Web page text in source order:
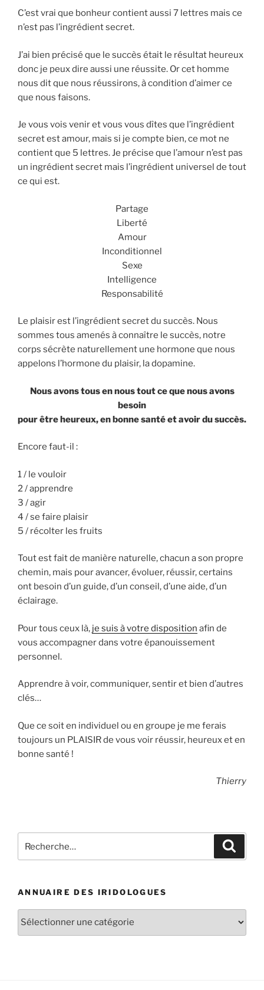
C’est vrai que bonheur contient aussi 7 lettres mais ce
n’est pas l’ingrédient secret.
J’ai bien précisé que le succès était le résultat heureux
donc je peux dire aussi une réussite. Or cet homme
nous dit que nous réussirons, à condition d’aimer ce
que nous faisons.
Je vous vois venir et vous vous dîtes que l’ingrédient
secret est amour, mais si je compte bien, ce mot ne
contient que 5 lettres. Je précise que l’amour n’est pas
un ingrédient secret mais l’ingrédient universel de tout
ce qui est.
Partage
Liberté
Amour
Inconditionnel
Sexe
Intelligence
Responsabilité
Le plaisir est l’ingrédient secret du succès. Nous
sommes tous amenés à connaître le succès, notre
corps sécrète naturellement une hormone que nous
appelons l’hormone du plaisir, la dopamine.
Nous avons tous en nous tout ce que nous avons
besoin
pour être heureux, en bonne santé et avoir du succès.
Encore faut-il :
1 / le vouloir
2 / apprendre
3 / agir
4 / se faire plaisir
5 / récolter les fruits
Tout est fait de manière naturelle, chacun a son propre
chemin, mais pour avancer, évoluer, réussir, certains
ont besoin d’un guide, d’un conseil, d’une aide, d’un
éclairage.
Pour tous ceux là, je suis à votre disposition afin de
vous accompagner dans votre épanouissement
personnel.
Apprendre à voir, communiquer, sentir et bien d’autres
clés…
Que ce soit en individuel ou en groupe je me ferais
toujours un PLAISIR de vous voir réussir, heureux et en
bonne santé !
Thierry
pour
ANNUAIRE DES IRIDOLOGUES
Annuaire